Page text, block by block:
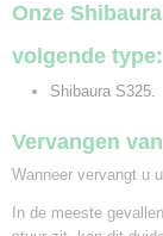
Onze
volgende type:
Shibaura S325.
Vervangen
Wanneer vervangt u
In de meeste